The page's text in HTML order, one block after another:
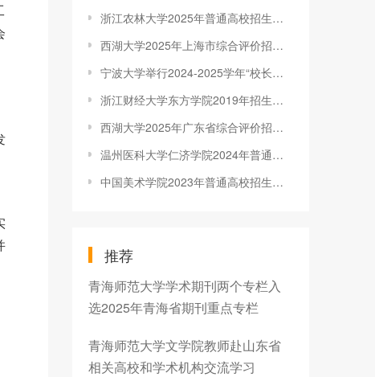
浙江农林大学2025年普通高校招生章程
西湖大学2025年上海市综合评价招生简章
宁波大学举行2024-2025学年“校长奖学金”公开评审会
浙江财经大学东方学院2019年招生章程
西湖大学2025年广东省综合评价招生简章
温州医科大学仁济学院2024年普通高校招生章程
中国美术学院2023年普通高校招生章程
推荐
青海师范大学学术期刊两个专栏入
选2025年青海省期刊重点专栏
青海师范大学文学院教师赴山东省
相关高校和学术机构交流学习